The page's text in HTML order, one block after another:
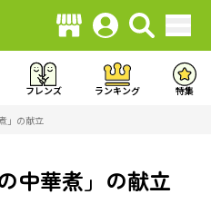
フレンズ ランキング 特集
」の献立
中華煮」の献立